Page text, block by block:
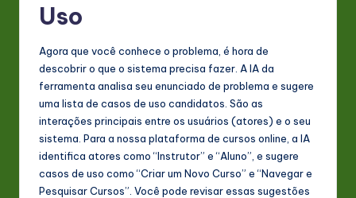
Uso
Agora que você conhece o problema, é hora de
descobrir o que o sistema precisa fazer. A IA da
ferramenta analisa seu enunciado de problema e sugere
uma lista de casos de uso candidatos. São as
interações principais entre os usuários (atores) e o seu
sistema. Para a nossa plataforma de cursos online, a IA
identifica atores como “Instrutor” e “Aluno”, e sugere
casos de uso como “Criar um Novo Curso” e “Navegar e
Pesquisar Cursos”. Você pode revisar essas sugestões